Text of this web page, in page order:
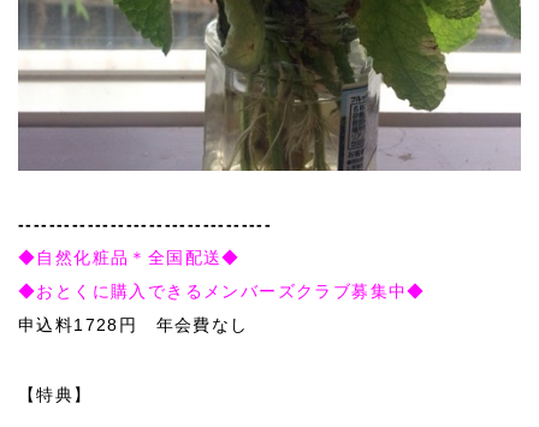
---------------------------------
◆自然化粧品＊全国配送◆
◆おとくに購入できるメンバーズクラブ募集中◆
申込料1728円 年会費なし
【特典】